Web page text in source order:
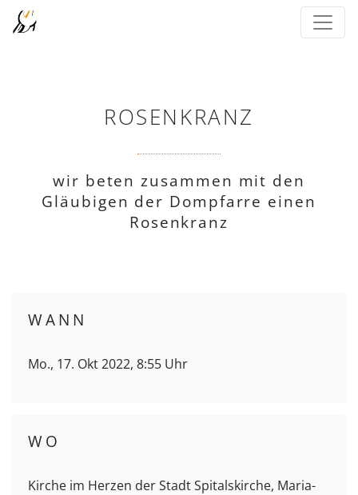
ROSENKRANZ
wir beten zusammen mit den
Gläubigen der Dompfarre einen
Rosenkranz
WANN
Mo., 17. Okt 2022, 8:55 Uhr
WO
Kirche im Herzen der Stadt Spitalskirche, Maria-